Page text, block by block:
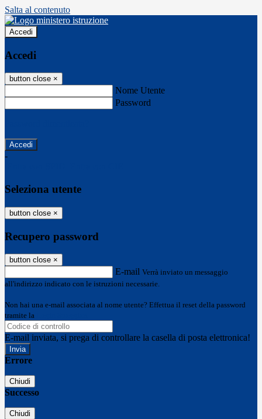
Salta al contenuto
Accedi
Accedi
button close ×
Nome Utente
Password
-
Seleziona utente
button close ×
Recupero password
button close ×
E-mail Verrà inviato un messaggio
all'indirizzo indicato con le istruzioni necessarie.
Non hai una e-mail associata al nome utente? Effettua il reset della password
tramite la
E-mail inviata, si prega di controllare la casella di posta elettronica!
Errore
Chiudi
Successo
Chiudi